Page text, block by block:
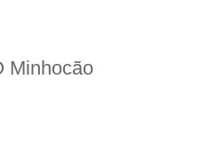
Minhocão